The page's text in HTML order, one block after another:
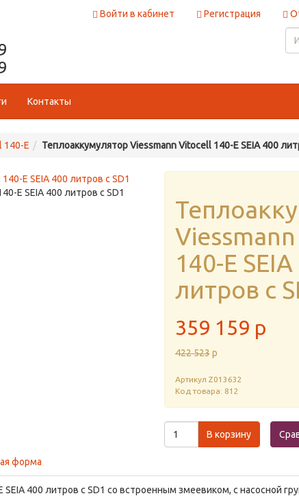
Войти в кабинет Регистрация
Контакты
140-E Теплоаккумулятор Viessmann Vitocell 140-E SEIA 400
E SEIA 400 литров с SD1
140-E
литров с
359 159 p
422 523 p
Артикул Z013632
Код товара: 812
В корзину
форма
400 литров с SD1 со встроенным змеевиком, c насосной